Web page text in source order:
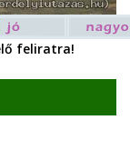
feliratra!